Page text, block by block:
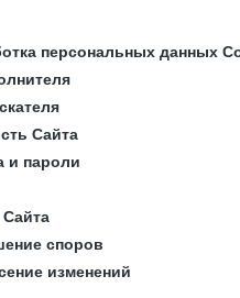
персональных данных
Сайта
и пароли
споров
изменений